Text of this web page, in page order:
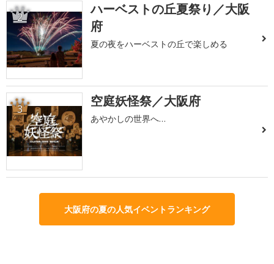
2
ハーベストの丘夏祭り／大阪
府
夏の夜をハーベストの丘で楽しめる
3 空庭妖怪祭／大阪府
あやかしの世界へ…
大阪府の夏の人気イベントランキング